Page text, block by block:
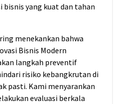
yang kuat dan tahan
menekankan bahwa
Bisnis Modern
langkah preventif
risiko kebangkrutan di
pasti. Kami menyarankan
evaluasi berkala